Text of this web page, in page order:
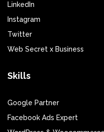
LinkedIn
Instagram
Twitter
Web Secret x Business
Skills
Google Partner
Facebook Ads Expert